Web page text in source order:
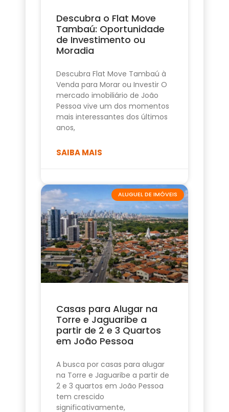
Descubra o Flat Move
Tambaú: Oportunidade
de Investimento ou
Moradia
Descubra Flat Move Tambaú à
Venda para Morar ou Investir O
mercado imobiliário de João
Pessoa vive um dos momentos
mais interessantes dos últimos
anos,
SAIBA MAIS
ALUGUEL DE IMÓVEIS
Casas para Alugar na
Torre e Jaguaribe a
partir de 2 e 3 Quartos
em João Pessoa
A busca por casas para alugar
na Torre e Jaguaribe a partir de
2 e 3 quartos em João Pessoa
tem crescido
significativamente,